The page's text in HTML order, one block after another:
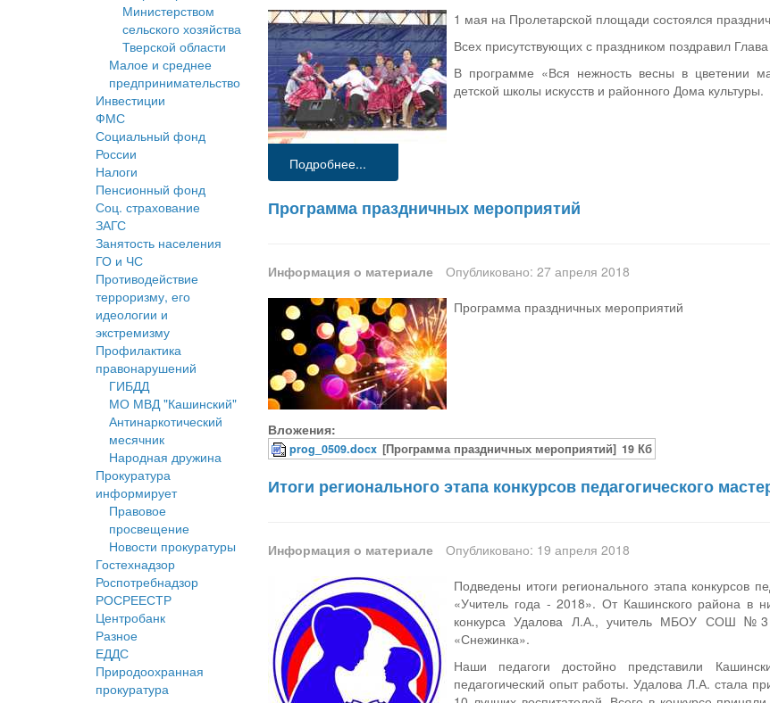
Министерством
сельского хозяйства
Тверской области
Малое и среднее
предпринимательство
Инвестиции
ФМС
Социальный фонд
России
Налоги
Пенсионный фонд
Соц. страхование
ЗАГС
Занятость населения
ГО и ЧС
Противодействие
терроризму, его
идеологии и
экстремизму
Профилактика
правонарушений
ГИБДД
МО МВД "Кашинский"
Антинаркотический
месячник
Народная дружина
Прокуратура
информирует
Правовое
просвещение
Новости прокуратуры
Гостехнадзор
Роспотребнадзор
РОСРЕЕСТР
Центробанк
Разное
ЕДДС
Природоохранная
прокуратура
1 мая на Пролетарской площади состоялся
Всех присутствующих с праздником поздравил
В программе «Вся нежность весны в цветении
детской школы искусств и районного Дома культуры.
Подробнее...
Программа праздничных мероприятий
Информация о материале
Опубликовано: 27 апреля 2018
Программа праздничных мероприятий
Вложения:
prog_0509.docx [Программа праздничных мероприятий] 19 Кб
Итоги регионального этапа конкурсов педагогического
Информация о материале
Опубликовано: 19 апреля 2018
Подведены итоги регионального этапа конкурсов
«Учитель года - 2018». От Кашинского района в
конкурса Удалова Л.А., учитель МБОУ СОШ
«Снежинка».
Наши педагоги достойно представили
педагогический опыт работы. Удалова Л.А. стала